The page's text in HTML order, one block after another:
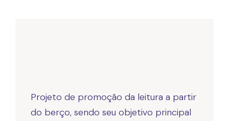
Projeto de promoção da leitura a partir
do berço, sendo seu objetivo principal